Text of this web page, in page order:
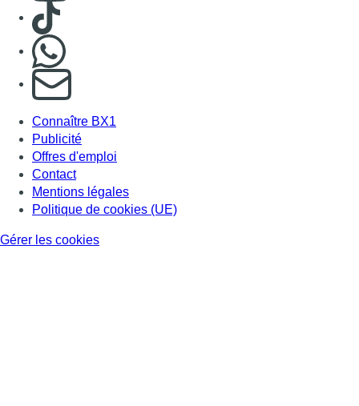
Consulter TikTok
S'abonner à notre newsletter
Connaître BX1
Publicité
Offres d'emploi
Contact
Mentions légales
Politique de cookies (UE)
Gérer les cookies